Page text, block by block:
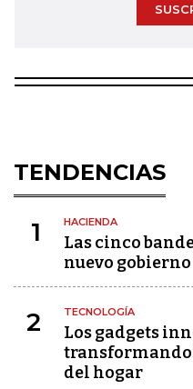
TENDENCIAS
1 HACIENDA
Las cinco
nuevo
2 TECNOLOGÍA
Los gadgets
transformando
del hogar